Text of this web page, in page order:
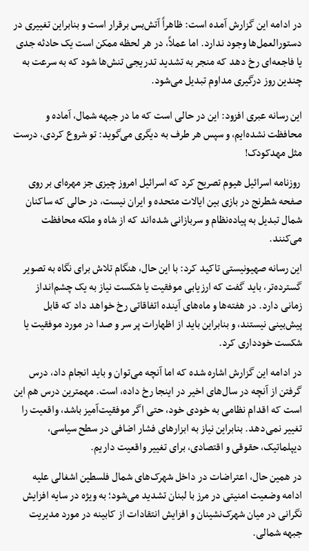
در ادامه این گزارش آمده است: ظاهراً آتش‌بس برقرار است و بنابراین تغییری در
دستورالعمل‌ها وجود ندارد. اما عملاً، در هر لحظه ممکن است یک حادثه جدی
یا فاجعه‌ای رخ دهد که منجر به تشدید تدریجی تنش‌ها شود که به سرعت به
چندین روز درگیری مداوم تبدیل می‌شود.
این رسانه عبری افزود: این در حالی است که ما در جبهه شمال، آماده و
محافظت نشده‌ایم، و سپس هر طرف به دیگری می‌گوید: تو شروع کردی، درست
مثل مهدکودک!
روزنامه اسرائیل هیوم تصریح کرد که اسرائیل امروز چیزی جز مهره‌ای بر روی
صفحه شطرنج در بازی بین ایالات متحده و ایران نیست، در حالی که ساکنان
شمال تبدیل به پیاده‌نظام و سربازانی شده‌اند که از شاه و ملکه محافظت
می‌کنند.
این رسانه صهیونیستی تاکید کرد: با این حال، هنگام تلاش برای نگاه به تصویر
گسترده‌تر، باید گفت که ارزیابی موفقیت یا شکست نیاز به یک چشم‌انداز
زمانی دارد. در هفته‌ها و ماه‌های آینده اتفاقاتی رخ خواهد داد که قابل
پیش‌بینی نیستند، و بنابراین باید از اظهارات پر سر و صدا در مورد موفقیت یا
شکست خودداری کرد.
در ادامه این گزارش اشاره شده که اما آنچه می‌توان و باید انجام داد، درس
گرفتن از آنچه در سال‌های اخیر در اینجا رخ داده، است. مهمترین درس هم این
است که اقدام نظامی به خودی خود، حتی اگر موفقیت‌آمیز باشد، واقعیت را
تغییر نمی‌دهد. بنابراین نیاز به ابزارهای فشار اضافی در سطح سیاسی،
دیپلماتیک، حقوقی و اقتصادی، برای تغییر واقعیت داریم.
در همین حال، اعتراضات در داخل شهرک‌های شمال فلسطین اشغالی علیه
ادامه وضعیت امنیتی در مرز با لبنان تشدید می‌شود؛ به ویژه در سایه افزایش
نگرانی در میان شهرک‌نشینان و افزایش انتقادات از کابینه در مورد مدیریت
جبهه شمالی.